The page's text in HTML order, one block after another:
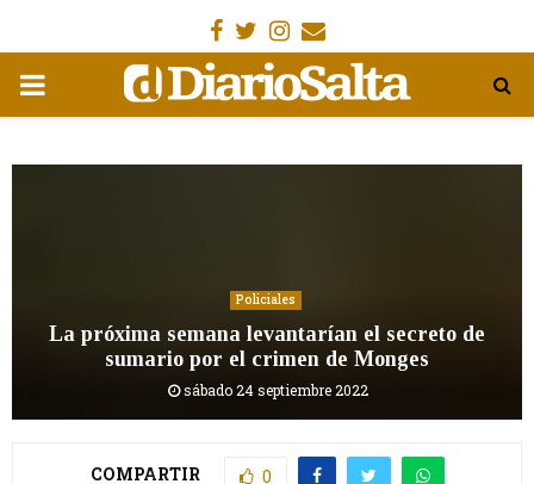
Facebook
Gorjeo
Instagram
Email
MENÚ
Policiales
La próxima semana levantarían el secreto de
sumario por el crimen de Monges
sábado 24 septiembre 2022
COMPARTIR 0